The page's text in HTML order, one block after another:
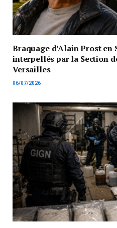
Braquage d’Alain Prost en
interpellés par la Section
Versailles
06/07/2026